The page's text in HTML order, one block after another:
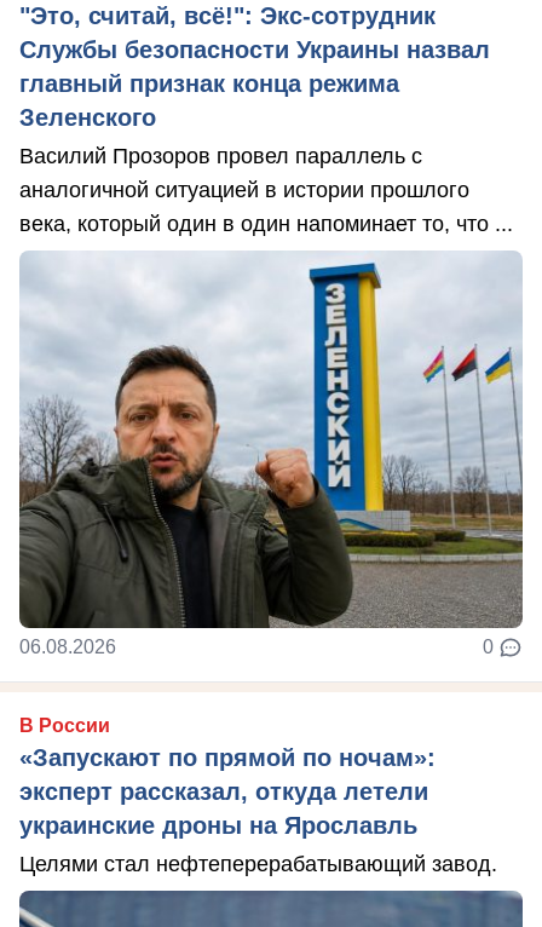
"Это, считай, всё!": Экс-сотрудник
Службы безопасности Украины назвал
главный признак конца режима
Зеленского
Василий Прозоров провел параллель с
аналогичной ситуацией в истории прошлого
века, который один в один напоминает то, что ...
06.08.2026 0
В России
«Запускают по прямой по ночам»:
эксперт рассказал, откуда летели
украинские дроны на Ярославль
Целями стал нефтеперерабатывающий завод.